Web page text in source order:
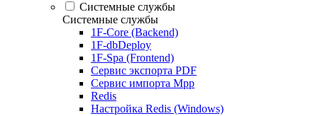
Системные службы
Системные службы
1F-Core (Backend)
1F-dbDeploy
1F-Spa (Frontend)
Сервис экспорта PDF
Сервис импорта Mpp
Redis
Настройка Redis (Windows)